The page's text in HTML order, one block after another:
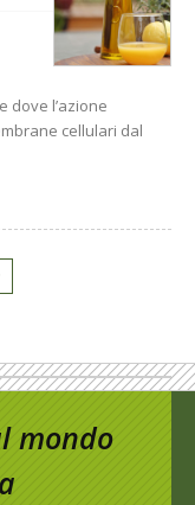
dove l’azione
cellulari dal
mondo